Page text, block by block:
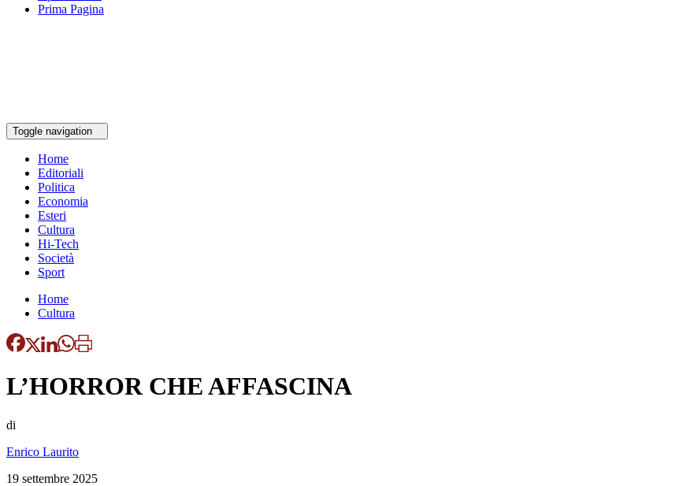
Prima Pagina
Toggle navigation
Home
Editoriali
Politica
Economia
Esteri
Cultura
Hi-Tech
Società
Sport
Home
Cultura
L’HORROR CHE AFFASCINA
di
Enrico Laurito
19 settembre 2025